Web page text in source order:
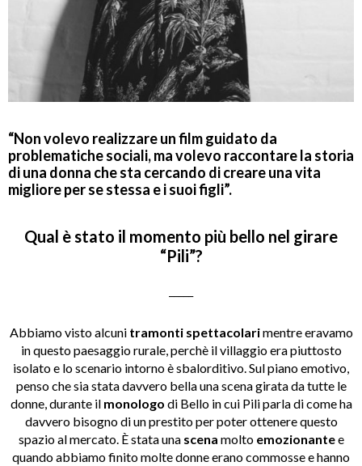
“Non volevo realizzare un film guidato da
problematiche sociali, ma volevo raccontare la storia
di una donna che sta cercando di creare una vita
migliore per se stessa e i suoi figli”.
Qual è stato il momento più bello nel girare
“Pili”?
Abbiamo visto alcuni tramonti spettacolarimentre eravamo
in questo paesaggio rurale, perchè il villaggio era piuttosto
isolato e lo scenario intorno è sbalorditivo. Sul piano emotivo,
penso che sia stata davvero bella una scena girata da tutte le
donne, durante il monologo di Bello in cui Pili parla di come ha
davvero bisogno di un prestito per poter ottenere questo
spazio al mercato. È stata una scena molto emozionantee
quando abbiamo finito molte donne erano commosse e hanno